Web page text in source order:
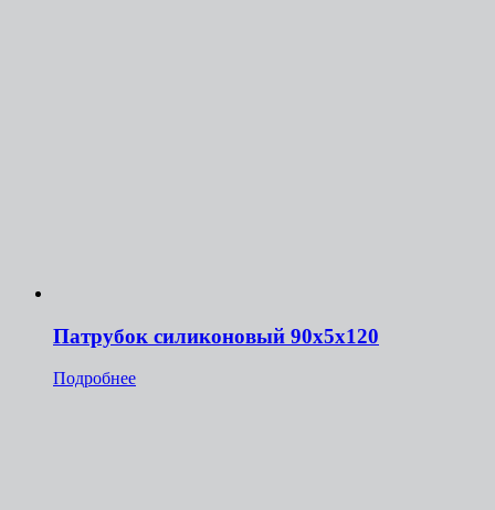
Патрубок силиконовый 90х5х120
Подробнее